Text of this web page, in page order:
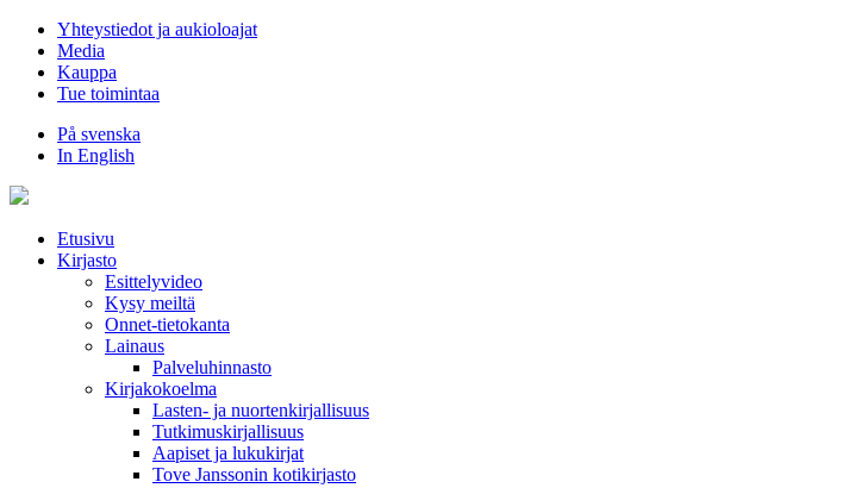
Hyppää
sisältöön
Yhteystiedot ja aukioloajat
Media
Kauppa
Tue toimintaa
På svenska
In English
Etusivu
Kirjasto
Esittelyvideo
Kysy meiltä
Onnet-tietokanta
Lainaus
Palveluhinnasto
Kirjakokoelma
Lasten- ja nuortenkirjallisuus
Tutkimuskirjallisuus
Aapiset ja lukukirjat
Tove Janssonin kotikirjasto